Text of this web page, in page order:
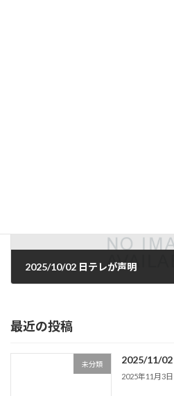
2025/10/02 日テレが声明
最近の投稿
未分類 2025/11/02
2025年11月3日